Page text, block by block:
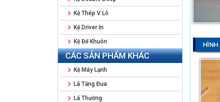
Kệ Thép V Lỗ
Kệ Driver In
Kệ Để Khuôn
CÁC SẢN PHẨM KHÁC
Kệ Máy Lạnh
Lá Tăng Đưa
Lá Thường
HÌNH